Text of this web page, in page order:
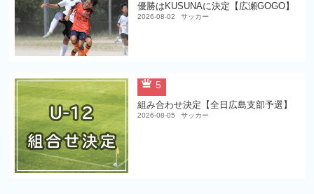
優勝はKUSUNAに決定【広瀬GOGO】
2026-08-02 サッカー
5
組み合わせ決定【全日広島支部予選】
2026-08-05 サッカー